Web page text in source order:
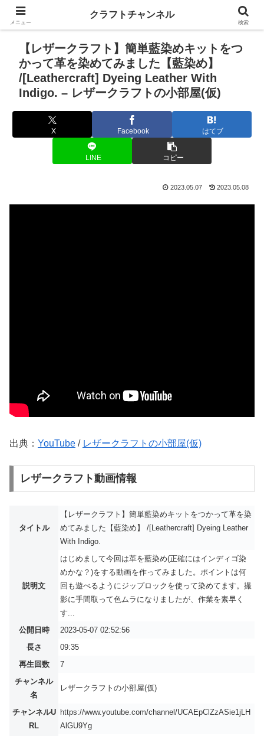
【レザークラフト】簡単藍染めキットをつ
かって革を染めてみました【藍染め】
/[Leathercraft] Dyeing Leather With
Indigo. – レザークラフトの小部屋(仮)
X Facebook はてブ
LINE コピー
2023.05.07 2023.05.08
出典： YouTube / レザークラフトの小部屋(仮)
レザークラフト動画情報
タイトル
【レザークラフト】簡単藍染めキットをつかって革を染
めてみました【藍染め】 /[Leathercraft] Dyeing Leather
With Indigo.
説明文
はじめまして今回は革を藍染め(正確にはインディゴ染
めかな？)をする動画を作ってみました。ポイントは何
回も遊べるようにジップロックを使って染めてます。撮
影に手間取って色ムラになりましたが、作業を素早く
す...
公開日時
2023-05-07 02:52:56
長さ
09:35
再生回数
7
チャンネル
名
レザークラフトの小部屋(仮)
チャンネルU
RL
https://www.youtube.com/channel/UCAEpClZzASie1jLH
AlGU9Yg
メニュー
クラフトチャンネル
検索